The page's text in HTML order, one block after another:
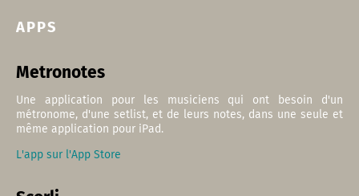
APPS
Metronotes
Une application pour les musiciens qui ont besoin d'un
métronome, d'une setlist, et de leurs notes, dans une seule et
même application pour iPad.
L'app sur l'App Store